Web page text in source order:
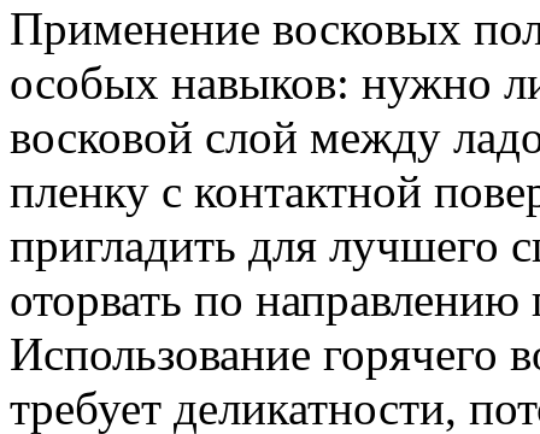
Применение восковых
особых навыков: нужно
восковой слой между
пленку с контактной
пригладить для лучшего
оторвать по направлению
Использование горячего
требует деликатности,